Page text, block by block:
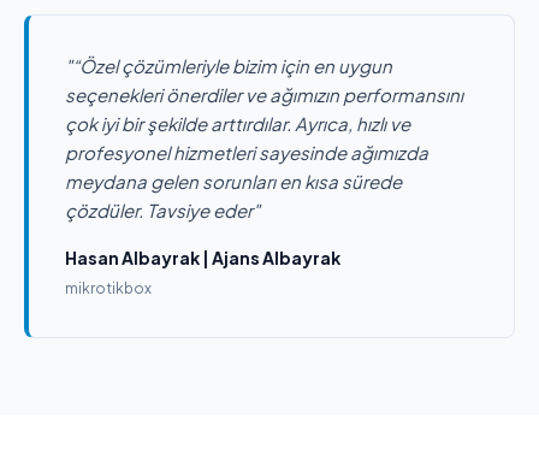
"“Özel çözümleriyle bizim için en uygun
seçenekleri önerdiler ve ağımızın performansını
çok iyi bir şekilde arttırdılar. Ayrıca, hızlı ve
profesyonel hizmetleri sayesinde ağımızda
meydana gelen sorunları en kısa sürede
çözdüler. Tavsiye eder"
Hasan Albayrak | Ajans Albayrak
mikrotikbox